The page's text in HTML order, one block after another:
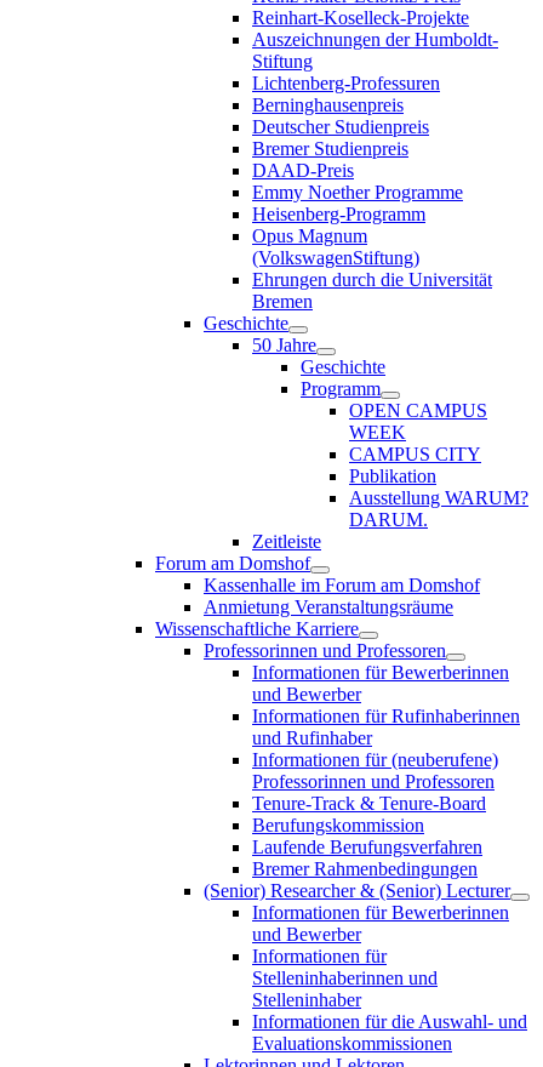
Reinhart-Koselleck-Projekte
Auszeichnungen der Humboldt-
Stiftung
Lichtenberg-Professuren
Berninghausenpreis
Deutscher Studienpreis
Bremer Studienpreis
DAAD-Preis
Emmy Noether Programme
Heisenberg-Programm
Opus Magnum
(VolkswagenStiftung)
Ehrungen durch die Universität
Bremen
Geschichte
50 Jahre
Geschichte
Programm
OPEN CAMPUS
WEEK
CAMPUS CITY
Publikation
Ausstellung WARUM?
DARUM.
Zeitleiste
Forum am Domshof
Kassenhalle im Forum am Domshof
Anmietung Veranstaltungsräume
Wissenschaftliche Karriere
Professorinnen und Professoren
Informationen für Bewerberinnen
und Bewerber
Informationen für Rufinhaberinnen
und Rufinhaber
Informationen für (neuberufene)
Professorinnen und Professoren
Tenure-Track & Tenure-Board
Berufungskommission
Laufende Berufungsverfahren
Bremer Rahmenbedingungen
(Senior) Researcher & (Senior) Lecturer
Informationen für Bewerberinnen
und Bewerber
Informationen für
Stelleninhaberinnen und
Stelleninhaber
Informationen für die Auswahl- und
Evaluationskommissionen